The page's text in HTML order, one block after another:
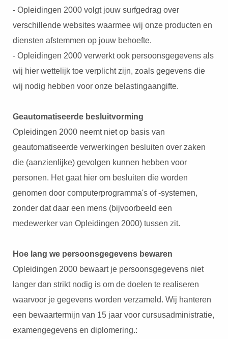
- Opleidingen 2000 volgt jouw surfgedrag over
verschillende websites waarmee wij onze producten en
diensten afstemmen op jouw behoefte.
- Opleidingen 2000 verwerkt ook persoonsgegevens als
wij hier wettelijk toe verplicht zijn, zoals gegevens die
wij nodig hebben voor onze belastingaangifte.
Geautomatiseerde besluitvorming
Opleidingen 2000 neemt niet op basis van
geautomatiseerde verwerkingen besluiten over zaken
die (aanzienlijke) gevolgen kunnen hebben voor
personen. Het gaat hier om besluiten die worden
genomen door computerprogramma's of -systemen,
zonder dat daar een mens (bijvoorbeeld een
medewerker van Opleidingen 2000) tussen zit.
Hoe lang we persoonsgegevens bewaren
Opleidingen 2000 bewaart je persoonsgegevens niet
langer dan strikt nodig is om de doelen te realiseren
waarvoor je gegevens worden verzameld. Wij hanteren
een bewaartermijn van 15 jaar voor cursusadministratie,
examengegevens en diplomering.: